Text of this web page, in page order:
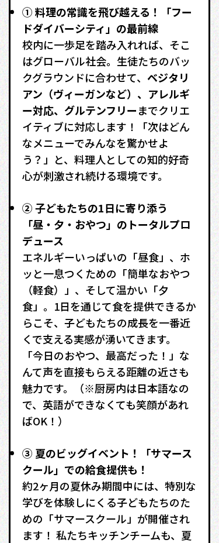
① 料理の常識を飛び越える！「フー
ドダイバーシティ」の最前線
校内に一歩足を踏み入れれば、そこ
はグローバル社会。生徒たちのバッ
クグラウンドに合わせて、 ベジタリ
アン（ヴィーガンなど）、アレルギ
ー対応、グルテンフリーまでクリエ
イティブに対応します！「次はどん
なメニューでみんなを驚かせよ
う？」と、料理人としての知的好奇
心が刺激され続ける環境です。
② 子どもたちの1日に寄り添う
「昼・夕・おやつ」のトータルプロ
デュース
エネルギーいっぱいの「昼食」、ホ
ッと一息つくための「簡単なおやつ
（軽食）」、そして温かい「夕
食」。1日を通じて食を提供できるか
らこそ、子どもたちの成長を一番近
くで支える実感が湧いてきます。
「今日のおやつ、最高だった！」な
んて声を直接もらえる距離の近さも
魅力です。（※厨房内は日本語なの
で、英語ができなくても笑顔があれ
ばOK！）
③ 夏のビッグイベント！「サマース
クール」での給食提供も！
約2ヶ月の夏休み期間中には、特別な
学びを体験しにくる子どもたちのた
めの「サマースクール」が開催され
ます！ 私たちキッチンチームも、夏